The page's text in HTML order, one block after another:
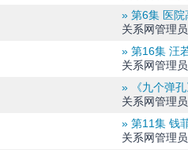
» 第6集 医院
关系网管理员
» 第16集 汪
关系网管理员
» 《九个弹
关系网管理员
» 第11集 钱
关系网管理员